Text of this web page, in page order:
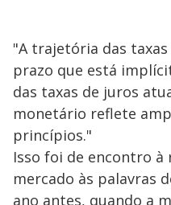
"A trajetória das
prazo que está
das taxas de juros
monetário reflete
princípios."
Isso foi de encontro
mercado às palavras
ano antes, quando a